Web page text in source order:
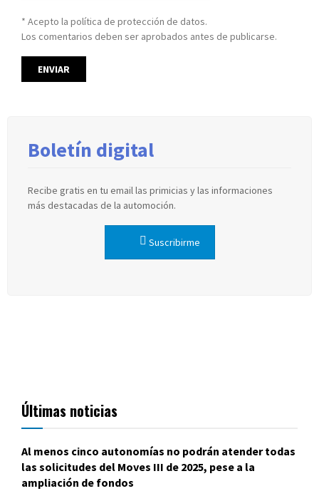
* Acepto la política de protección de datos.
Los comentarios deben ser aprobados antes de publicarse.
Boletín digital
Recibe gratis en tu email las primicias y las informaciones
más destacadas de la automoción.
Suscribirme
Últimas noticias
Al menos cinco autonomías no podrán atender todas
las solicitudes del Moves III de 2025, pese a la
ampliación de fondos